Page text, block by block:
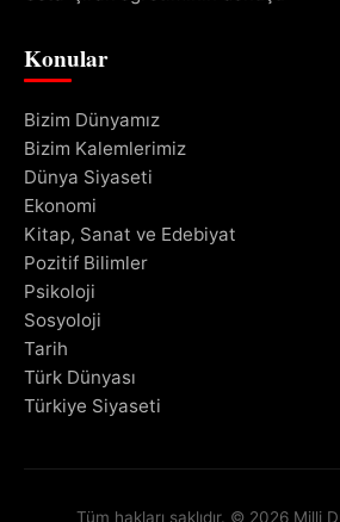
Konular
Bizim Dünyamız
Bizim Kalemlerimiz
Dünya Siyaseti
Ekonomi
Kitap, Sanat ve Edebiyat
Pozitif Bilimler
Psikoloji
Sosyoloji
Tarih
Türk Dünyası
Türkiye Siyaseti
Tüm hakları saklıdır. © 2026 Milli